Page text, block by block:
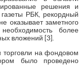
решения и
РБК, рекордный
оказывает заметного
более
вложений [3].
торговли на фондовом
было проведено